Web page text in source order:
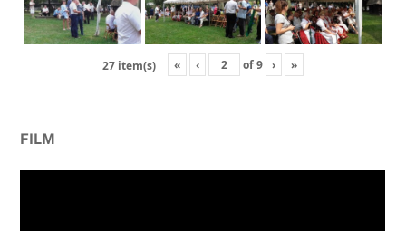
27 item(s) « ‹ of9 › »
FILM